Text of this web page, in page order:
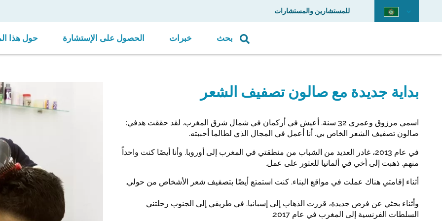
للمستشارين والمستشارات
حول هذا الحصول على الإستشارة خبرات بحث
بداية جديدة مع صالون تصفيف الشعر
اسمي مرزوق وعمري 32 سنة. أعيش في أركمان في شمال شرق المغرب. لقد حققت هدفي:
صالون تصفيف الشعر الخاص بي. أنا أعمل في المجال الذي لطالما أحببته.
في عام 2013، غادر العديد من الشباب من منطقتي في المغرب إلى أوروبا. وأنا أيضَا كنت واحداً
منهم. ذهبت إلى أخي في ألمانيا للعثور على عمل.
أثناء إقامتي هناك عملت في مواقع البناء. كنت استمتع أيضًا بتصفيف شعر الأشخاص من حولي.
وأثناء بحثي عن فرص جديدة، قررت الذهاب إلى إسبانيا. في طريقي إلى الجنوب رحلتني
السلطات الفرنسية إلى المغرب في عام 2017.